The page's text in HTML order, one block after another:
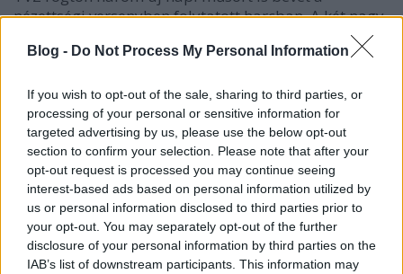
Blog - Do Not Process My Personal Information
If you wish to opt-out of the sale, sharing to third parties, or
processing of your personal or sensitive information for
targeted advertising by us, please use the below opt-out
section to confirm your selection. Please note that after your
opt-out request is processed you may continue seeing
interest-based ads based on personal information utilized by
us or personal information disclosed to third parties prior to
your opt-out. You may separately opt-out of the further
disclosure of your personal information by third parties on the
IAB’s list of downstream participants. This information may
nézettségi versenyben folytatott harcban. A két nagy
mellett azonban a kábelcsatornák sem maradnak el,
és…